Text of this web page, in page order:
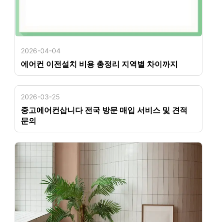
2026-04-04
에어컨 이전설치 비용 총정리 지역별 차이까지
2026-03-25
중고에어컨삽니다 전국 방문 매입 서비스 및 견적
문의